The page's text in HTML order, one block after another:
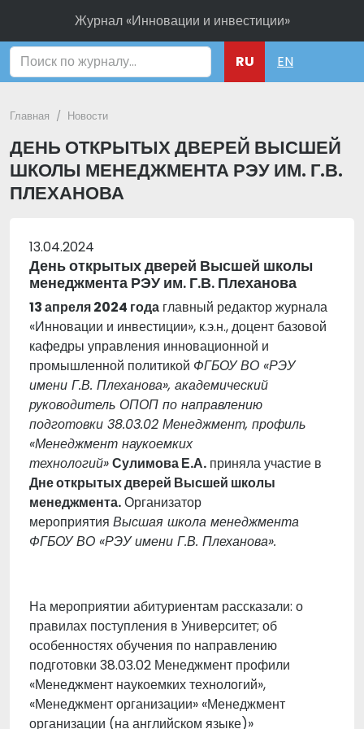
Журнал «Инновации и инвестиции»
RU EN
Главная Новости
ДЕНЬ ОТКРЫТЫХ ДВЕРЕЙ ВЫСШЕЙ
ШКОЛЫ МЕНЕДЖМЕНТА РЭУ ИМ. Г.В.
ПЛЕХАНОВА
13.04.2024
День открытых дверей Высшей школы
менеджмента РЭУ им. Г.В. Плеханова
13 апреля 2024 года главный редактор журнала
«Инновации и инвестиции», к.э.н., доцент базовой
кафедры управления инновационной и
промышленной политикой ФГБОУ ВО «РЭУ
имени Г.В. Плеханова», академический
руководитель ОПОП по направлению
подготовки 38.03.02 Менеджмент, профиль
«Менеджмент наукоемких
технологий»Сулимова Е.А. приняла участие в
Дне открытых дверей Высшей школы
менеджмента.Организатор
мероприятия Высшая школа менеджмента
ФГБОУ ВО «РЭУ имени Г.В. Плеханова».
На мероприятии абитуриентам рассказали: о
правилах поступления в Университет; об
особенностях обучения по направлению
подготовки 38.03.02 Менеджмент профили
«Менеджмент наукоемких технологий»,
«Менеджмент организации» «Менеджмент
организации (на английском языке)»